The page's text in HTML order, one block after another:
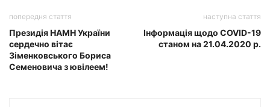
попередня стаття
Президія НАМН України
сердечно вітає
Зіменковського Бориса
Семеновича з ювілеем!
наступна стаття
Інформація щодо COVID-19
станом на 21.04.2020 р.